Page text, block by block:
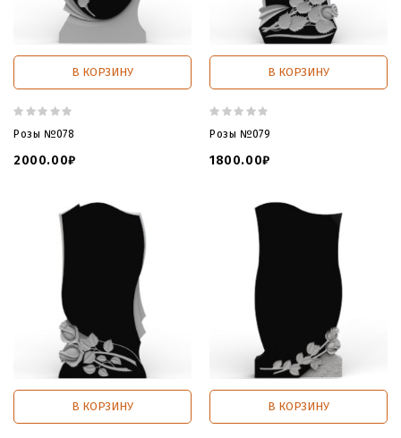
В КОРЗИНУ
Розы №078
2000.00₽
В КОРЗИНУ
Розы №079
1800.00₽
В КОРЗИНУ В КОРЗИНУ